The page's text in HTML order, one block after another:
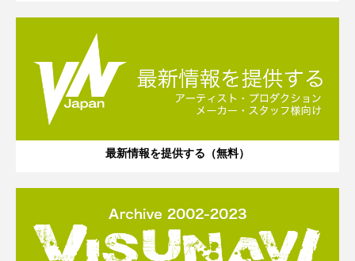
最新情報を提供する（無料）